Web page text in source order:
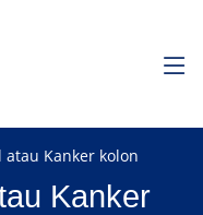
atau Kanker kolon
Kanker